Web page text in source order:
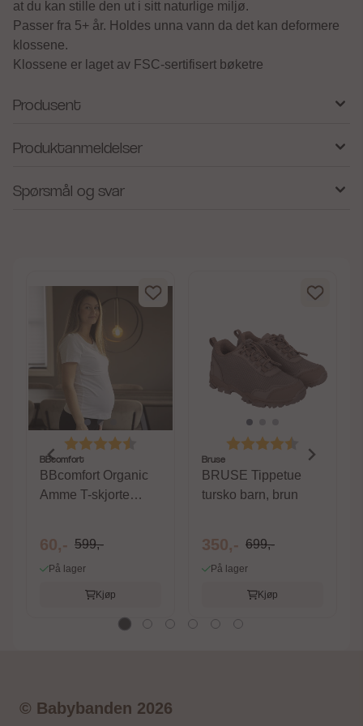
at du kan stille den ut i sitt naturlige miljø.
Passer fra 5+ år. Holdes unna vann da det kan deformere
klossene.
Klossene er laget av FSC-sertifisert bøketre
Produsent
Produktanmeldelser
Spørsmål og svar
Karakter:
BBcomfort
BBcomfort Organic
Amme T-skjorte
60,- 599,-
På lager
Kjøp
Karakter:
Bruse
BRUSE Tippetue
tursko barn, brun
350,- 699,-
På lager
Kjøp
© Babybanden 2026